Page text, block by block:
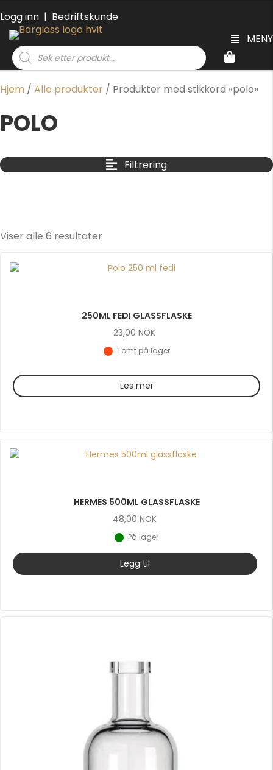
Logg inn | Bedriftskunde
MENY
Products
search
Hjem / Alle produkter / Produkter med stikkord «polo»
POLO
Filtrering
Viser alle 6 resultater
250ML FEDI GLASSFLASKE
23,00 NOK
Tomt på lager
Les mer
HERMES 500ML GLASSFLASKE
48,00 NOK
På lager
Legg til